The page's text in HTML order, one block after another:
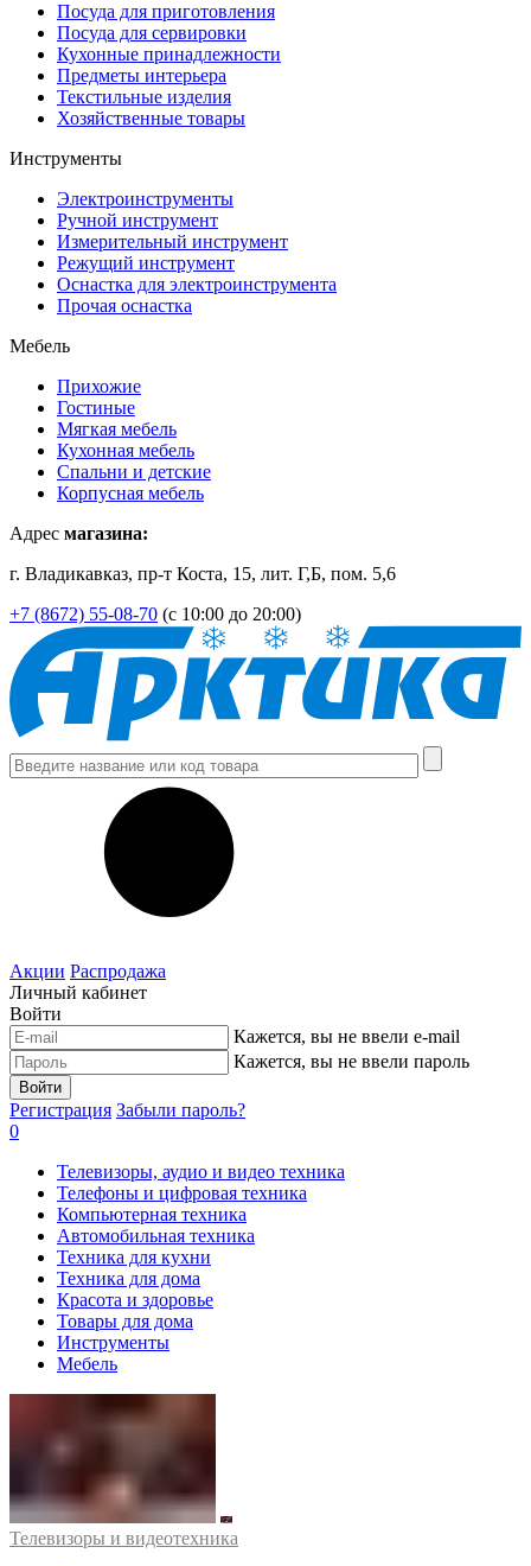
Посуда для приготовления
Посуда для сервировки
Кухонные принадлежности
Предметы интерьера
Текстильные изделия
Хозяйственные товары
Инструменты
Электроинструменты
Ручной инструмент
Измерительный инструмент
Режущий инструмент
Оснастка для электроинструмента
Прочая оснастка
Мебель
Прихожие
Гостиные
Мягкая мебель
Кухонная мебель
Спальни и детские
Корпусная мебель
Адрес магазина:
г. Владикавказ, пр-т Коста, 15, лит. Г,Б, пом. 5,6
+7 (8672) 55-08-70 (с 10:00 до 20:00)
Акции Распродажа
Личный кабинет
Войти
Кажется, вы не ввели e-mail
Кажется, вы не ввели пароль
Войти
Регистрация Забыли пароль?
0
Телевизоры, аудио и видео техника
Телефоны и цифровая техника
Компьютерная техника
Автомобильная техника
Техника для кухни
Техника для дома
Красота и здоровье
Товары для дома
Инструменты
Мебель
Телевизоры и видеотехника